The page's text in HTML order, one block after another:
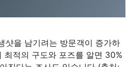
샷을 남기려는 방문객이 증가하
최적의 구도와 포즈를 알면 30%